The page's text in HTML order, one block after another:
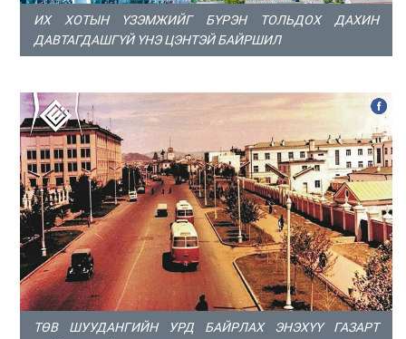
ИХ ХОТЫН ҮЗЭМЖИЙГ БҮРЭН ТОЛЬДОХ ДАХИН
ДАВТАГДАШГҮЙ ҮНЭ ЦЭНТЭЙ БАЙРШИЛ
ТӨВ ШУУДАНГИЙН УРД БАЙРЛАХ ЭНЭХҮҮ ГАЗАРТ